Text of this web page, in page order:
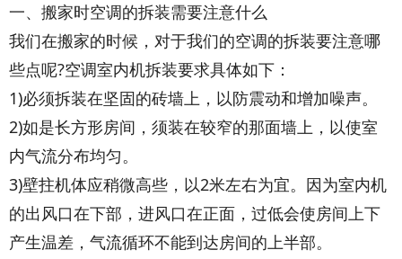
一、搬家时空调的拆装需要注意什么
我们在搬家的时候，对于我们的空调的拆装要注意哪
些点呢?空调室内机拆装要求具体如下：
1)必须拆装在坚固的砖墙上，以防震动和增加噪声。
2)如是长方形房间，须装在较窄的那面墙上，以使室
内气流分布均匀。
3)壁拄机体应稍微高些，以2米左右为宜。因为室内机
的出风口在下部，进风口在正面，过低会使房间上下
产生温差，气流循环不能到达房间的上半部。